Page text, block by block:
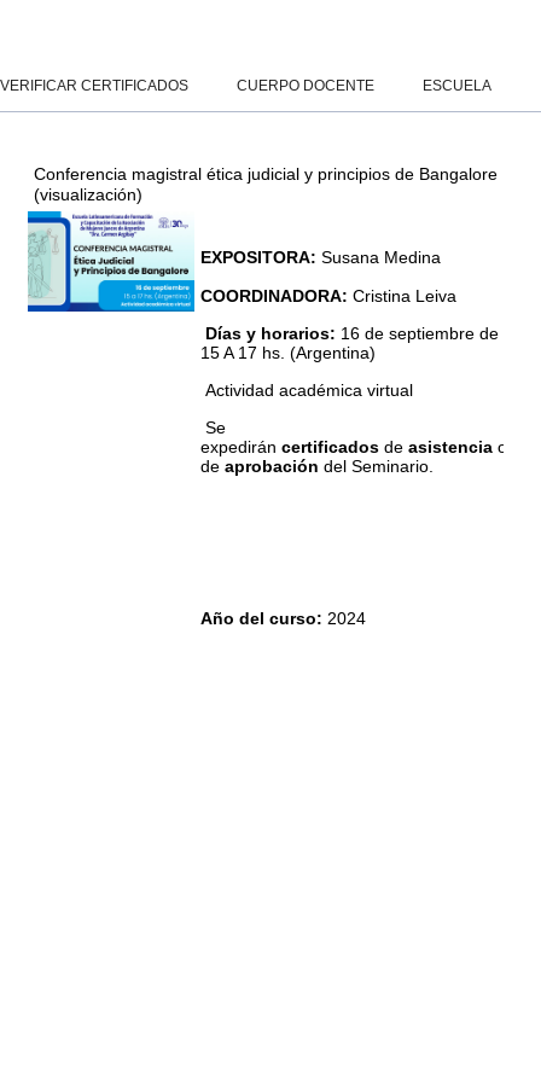
VERIFICAR CERTIFICADOS CUERPO DOCENTE ESCUELA
Conferencia magistral ética judicial y principios de Bangalore
(visualización)
EXPOSITORA:Susana Medina
COORDINADORA:Cristina Leiva
Días y horarios: 16 de septiembre de
15 A 17 hs. (Argentina)
Actividad académica virtual
Se
expediráncertificadosde asistencia o
deaprobación del Seminario.
Año del curso: 2024